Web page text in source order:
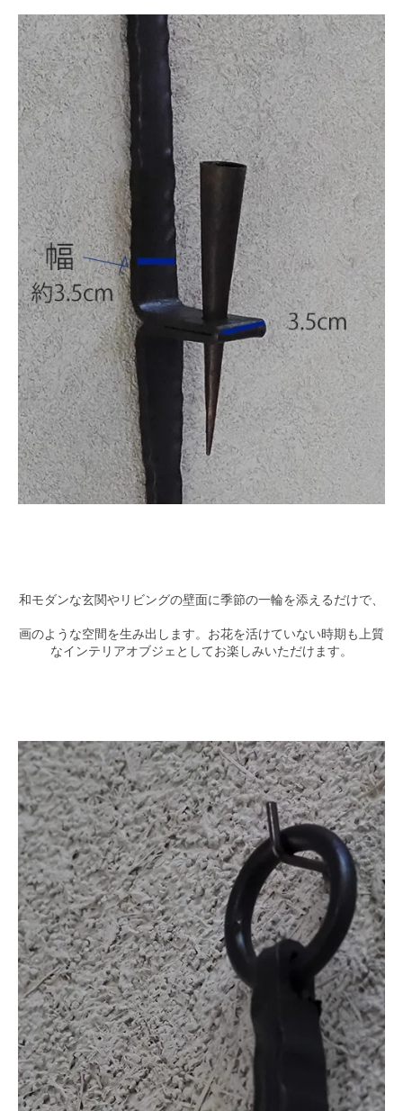
和モダンな玄関やリビングの壁面に季節の一輪を添えるだけで、
画のような空間を生み出します。お花を活けていない時期も上質
なインテリアオブジェとしてお楽しみいただけます。